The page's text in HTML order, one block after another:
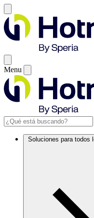
Menu
Soluciones para todos